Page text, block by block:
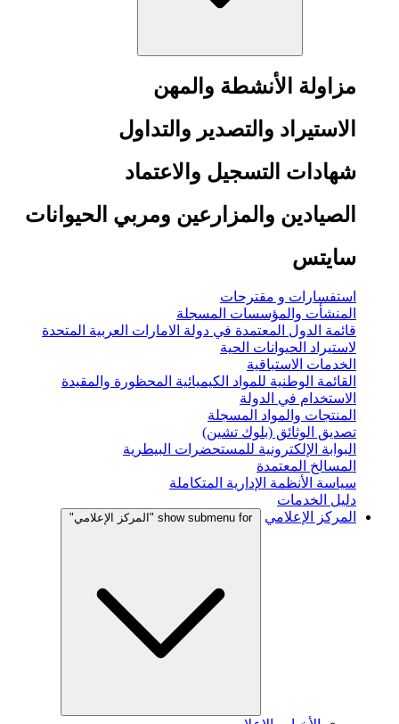
مزاولة الأنشطة والمهن
الاستيراد والتصدير والتداول
شهادات التسجيل والاعتماد
الصيادين والمزارعين ومربي الحيوانات
سايتس
استفسارات و مقترحات
المنشأت والمؤسسات المسجلة
قائمة الدول المعتمدة في دولة الامارات العربية المتحدة
لاستيراد الحيوانات الحية
الخدمات الاستباقية
القائمة الوطنية للمواد الكيميائية المحظورة والمقيدة
الاستخدام في الدولة
المنتجات والمواد المسجلة
تصديق الوثائق (بلوك تشين)
البوابة الإلكترونية للمستحضرات البيطرية
المسالخ المعتمدة
سياسة الأنظمة الإدارية المتكاملة
دليل الخدمات
المركز الإعلامي
show submenu for "المركز الإعلامي"